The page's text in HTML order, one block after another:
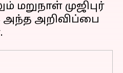
மறுநாள் முஜிபுர்
அறிவிப்பை